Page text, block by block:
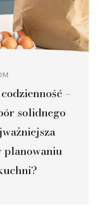
–
solidnego
planowaniu